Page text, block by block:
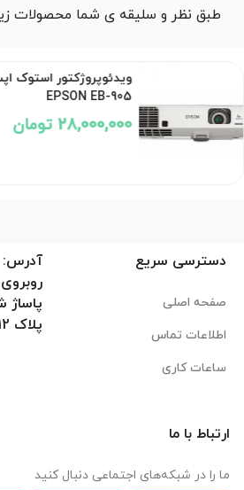
طبق نظر و سلیقه ی شما محصولات
ویدئوپروژکتور استوک
EPSON EB-905
28,000,000 تومان
دسترسی سریع
صفحه اصلی
اطلاعات تماس
ساعات کاری
آدرس:
پاساژ
پلاک 212
ارتباط با ما
ما را در شبکه‌های اجتماعی دنبال کنید